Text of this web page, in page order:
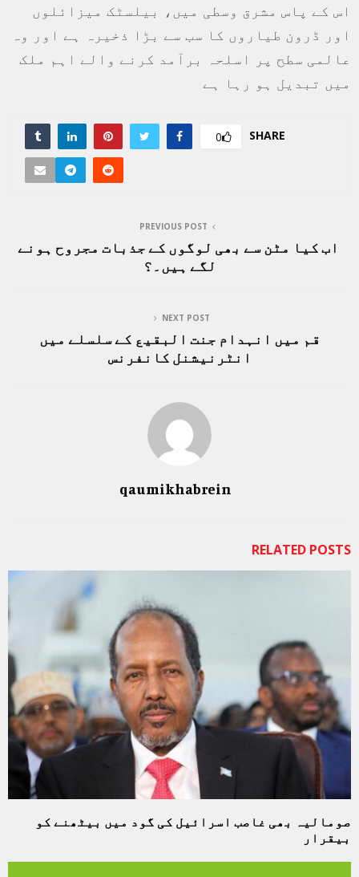
اس کے پاس مشرق وسطی میں، بیلسٹک میزائلوں
اور ڈرون طیاروں کا سب سے بڑا ذخیرہ ہے اور وہ
عالمی سطح پر اسلحہ برآمد کرنے والے اہم ملک
میں تبدیل ہو رہا ہے
SHARE
0
PREVIOUS POST
اب کیا مٹن سے بھی لوگوں کے جذبات مجروح ہونے
لگے ہیں۔؟
NEXT POST
قم میں انہدام جنت البقیع کے سلسلے میں
انٹرنیشنل کانفرنس
qaumikhabrein
RELATED POSTS
صومالیہ بھی غاصب اسرائیل کی گود میں بیٹھنے کو
بیقرار